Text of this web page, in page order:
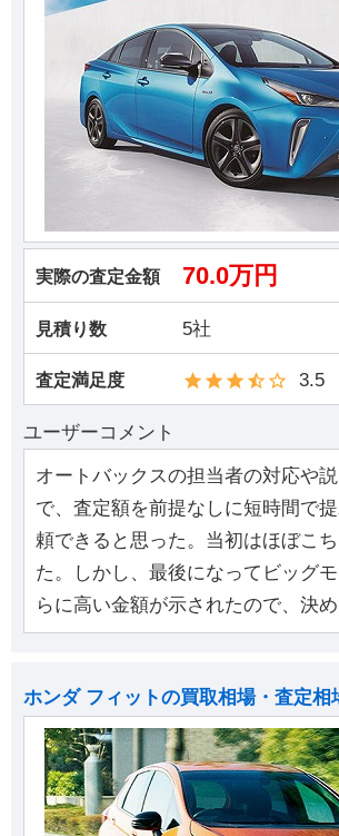
実際の査定金額 70.0万円
見積り数 5社
査定満足度 3.5
ユーザーコメント
オートバックスの担当者の対応や
で、査定額を前提なしに短時間で
頼できると思った。当初はほぼこ
た。しかし、最後になってビッグ
らに高い金額が示されたので、決め
ホンダ フィットの買取相場・査定相